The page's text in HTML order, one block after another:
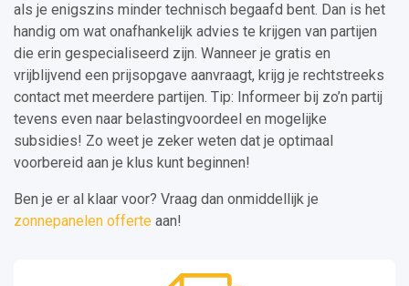
als je enigszins minder technisch begaafd bent. Dan is het
handig om wat onafhankelijk advies te krijgen van partijen
die erin gespecialiseerd zijn. Wanneer je gratis en
vrijblijvend een prijsopgave aanvraagt, krijg je rechtstreeks
contact met meerdere partijen. Tip: Informeer bij zo’n partij
tevens even naar belastingvoordeel en mogelijke
subsidies! Zo weet je zeker weten dat je optimaal
voorbereid aan je klus kunt beginnen!
Ben je er al klaar voor? Vraag dan onmiddellijk je
zonnepanelen offerte aan!